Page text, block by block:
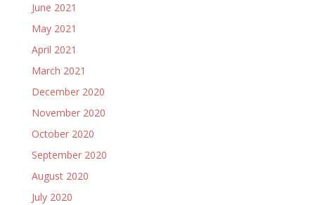
June 2021
May 2021
April 2021
March 2021
December 2020
November 2020
October 2020
September 2020
August 2020
July 2020